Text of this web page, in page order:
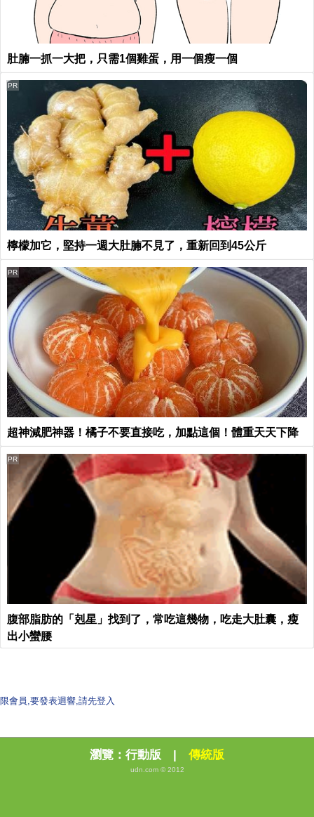
肚腩一抓一大把，只需1個雞蛋，用一個瘦一個
檸檬加它，堅持一週大肚腩不見了，重新回到45公斤
PR
超神減肥神器！橘子不要直接吃，加點這個！體重天天下降
PR
腹部脂肪的「剋星」找到了，常吃這幾物，吃走大肚囊，瘦
出小蠻腰
PR
限會員,要發表迴響,請先登入
瀏覽： 行動版 | 傳統版
udn.com © 2012